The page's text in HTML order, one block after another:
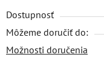
Dostupnosť
Môžeme doručiť do:
Možnosti doručenia